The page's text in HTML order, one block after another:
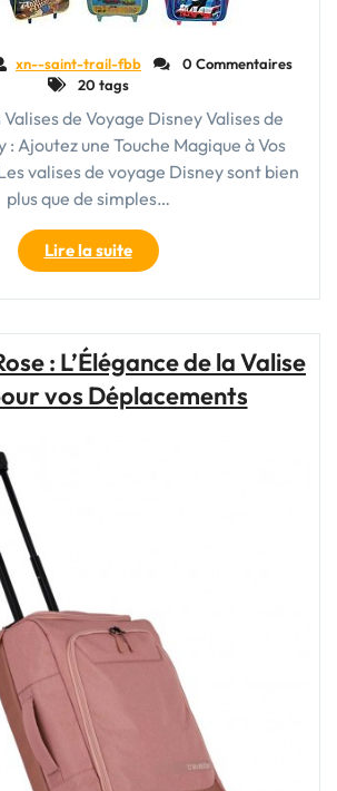
xn--saint-trail-fbb
0 Commentaires
20 tags
de Voyage Disney Valises de
: Ajoutez une Touche Magique à Vos
valises de voyage Disney sont bien
plus que de simples…
Lire la suite"Valise
de
Voyage
Transportez
la
: L’Élégance de la Valise
vos Déplacements